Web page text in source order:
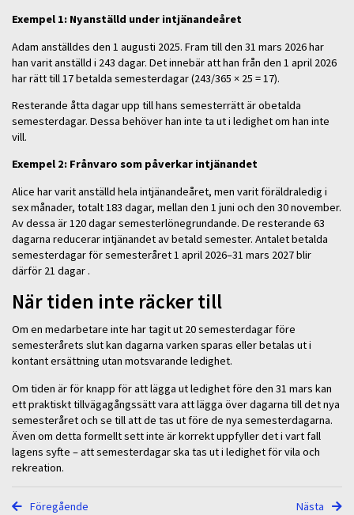
Exempel 1: Nyanställd under intjänandeåret
Adam anställdes den 1 augusti 2025. Fram till den 31 mars 2026 har
han varit anställd i 243 dagar. Det innebär att han från den 1 april 2026
har rätt till 17 betalda semesterdagar (243/365 × 25 = 17).
Resterande åtta dagar upp till hans semesterrätt är obetalda
semesterdagar. Dessa behöver han inte ta ut i ledighet om han inte
vill.
Exempel 2: Frånvaro som påverkar intjänandet
Alice har varit anställd hela intjänandeåret, men varit föräldraledig i
sex månader, totalt 183 dagar, mellan den 1 juni och den 30 november.
Av dessa är 120 dagar semesterlönegrundande. De resterande 63
dagarna reducerar intjänandet av betald semester. Antalet betalda
semesterdagar för semesteråret 1 april 2026–31 mars 2027 blir
därför 21 dagar .
När tiden inte räcker till
Om en medarbetare inte har tagit ut 20 semesterdagar före
semesterårets slut kan dagarna varken sparas eller betalas ut i
kontant ersättning utan motsvarande ledighet.
Om tiden är för knapp för att lägga ut ledighet före den 31 mars kan
ett praktiskt tillvägagångssätt vara att lägga över dagarna till det nya
semesteråret och se till att de tas ut före de nya semesterdagarna.
Även om detta formellt sett inte är korrekt uppfyller det i vart fall
lagens syfte – att semesterdagar ska tas ut i ledighet för vila och
rekreation.
Föregående Nästa